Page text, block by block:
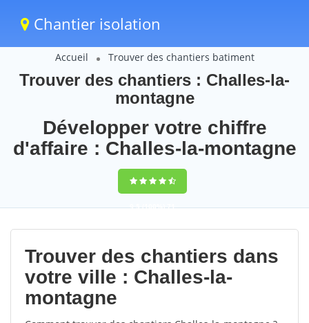
Chantier isolation
Accueil Trouver des chantiers batiment
Trouver des chantiers : Challes-la-
montagne
Développer votre chiffre
d'affaire : Challes-la-montagne
9,5(100%)71
votes
Trouver des chantiers dans
votre ville : Challes-la-
montagne